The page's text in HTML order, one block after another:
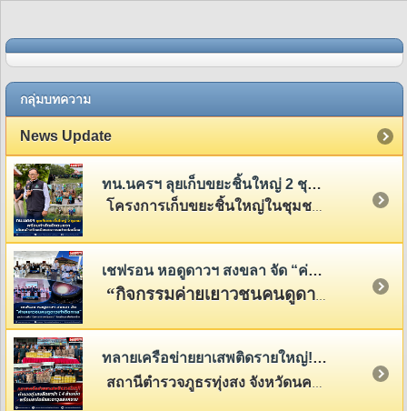
กลุ่มบทความ
News Update
ทน.นครฯ ลุยเก็บขยะชิ้นใหญ่ 2 ชุมชน พร้อมกำจัดผักตบชวา เดินหน้าสร้างเมืองสะอาดอย่างต่อเนื่อง
โครงการเก็บขยะชิ้นใหญ่ในชุมชนเพชรจริกและชุมชนพระเวียง
เชฟรอน หอดูดาวฯ สงขลา จัด “ค่ายเยาวชนคนดูดาวเท้าติดทะเล” จุดประกายฝัน “นักดาราศาสตร์รุ่นเยาว์” ขับเคลื่อนสะเต็มศึกษาไทย
“กิจกรรมค่ายเยาวชนคนดูดาวเท้าติดทะเล ปีที่
ทลายเครือข่ายยาเสพติดรายใหญ่! ตำรวจทุ่งสงยึดยาบ้า 1.4 ล้านเม็ด พร้อมยาไอซ์และอาวุธสงคราม
สถานีตำรวจภูธรทุ่งสง จังหวัดนครศรีธรรมราช